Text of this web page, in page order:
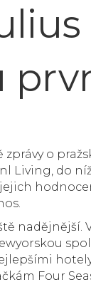
zprávy o
Living, do
nadějnější.
hotely
Four